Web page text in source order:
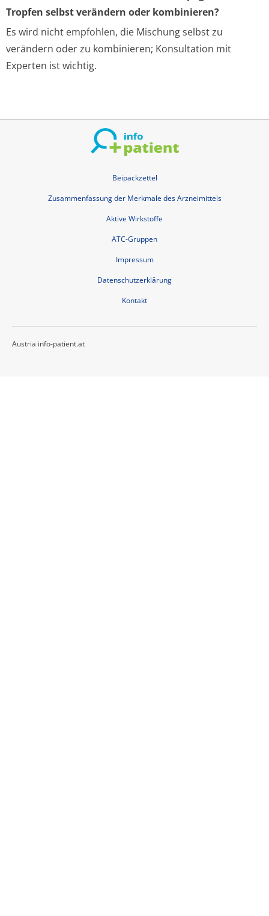
Tropfen selbst verändern oder kombinieren?
Es wird nicht empfohlen, die Mischung selbst zu
verändern oder zu kombinieren; Konsultation mit
Experten ist wichtig.
Beipackzettel
Zusammenfassung der Merkmale des Arzneimittels
Aktive Wirkstoffe
ATC-Gruppen
Impressum
Datenschutzerklärung
Kontakt
Austria info-patient.at